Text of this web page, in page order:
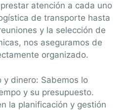
atención a cada uno
de transporte hasta
y la selección de
nos aseguramos de
organizado.
y dinero: Sabemos lo
y su presupuesto.
la planificación y gestión